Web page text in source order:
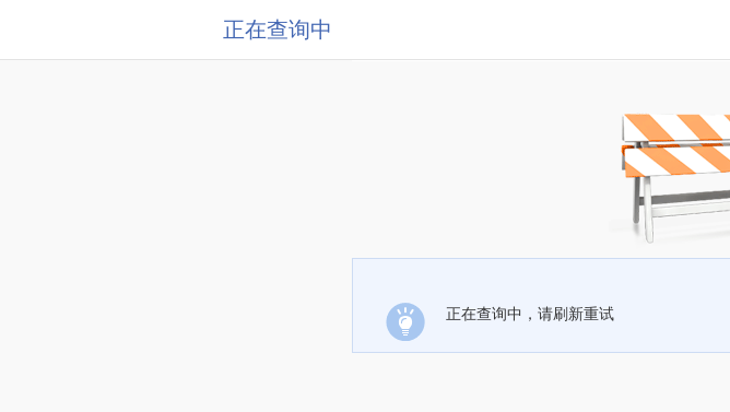
正在查询中
正在查询中，请刷新重试